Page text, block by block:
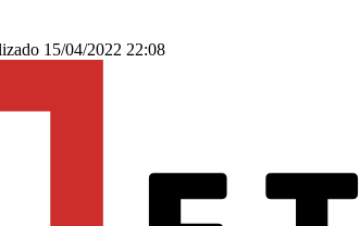
15/04/2022 22:08